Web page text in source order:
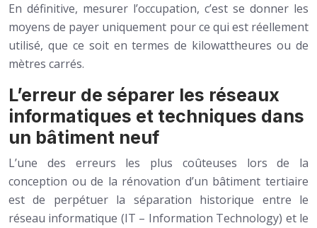
En définitive, mesurer l’occupation, c’est se donner les
moyens de payer uniquement pour ce qui est réellement
utilisé, que ce soit en termes de kilowattheures ou de
mètres carrés.
L’erreur de séparer les réseaux
informatiques et techniques dans
un bâtiment neuf
L’une des erreurs les plus coûteuses lors de la
conception ou de la rénovation d’un bâtiment tertiaire
est de perpétuer la séparation historique entre le
réseau informatique (IT – Information Technology) et le